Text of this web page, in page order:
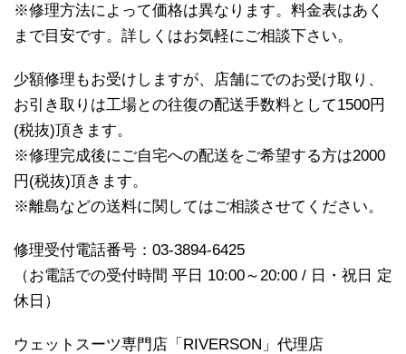
※修理方法によって価格は異なります。料金表はあく
まで目安です。詳しくはお気軽にご相談下さい。
少額修理もお受けしますが、店舗にでのお受け取り、
お引き取りは工場との往復の配送手数料として1500円
(税抜)頂きます。
※修理完成後にご自宅への配送をご希望する方は2000
円(税抜)頂きます。
※離島などの送料に関してはご相談させてください。
修理受付電話番号：03-3894-6425
（お電話での受付時間 平日 10:00～20:00 / 日・祝日 定
休日）
ウェットスーツ専門店「RIVERSON」代理店